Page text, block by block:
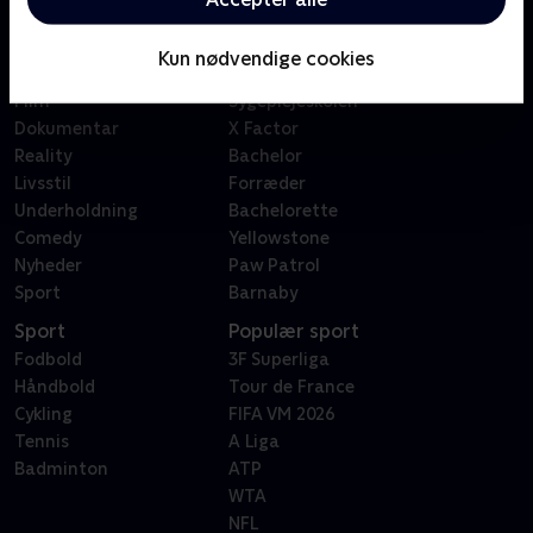
Kun nødvendige cookies
Kategorier
Film
Dokumentar
Reality
Livsstil
Underholdning
Comedy
Nyheder
Sport
Badehotellet
Sygeplejeskolen
X Factor
Bachelor
Forræder
Bachelorette
Yellowstone
Paw Patrol
Barnaby
Sport
Fodbold
Håndbold
Cykling
Tennis
Badminton
Populær sport
3F Superliga
Tour de France
FIFA VM 2026
A Liga
ATP
WTA
NFL